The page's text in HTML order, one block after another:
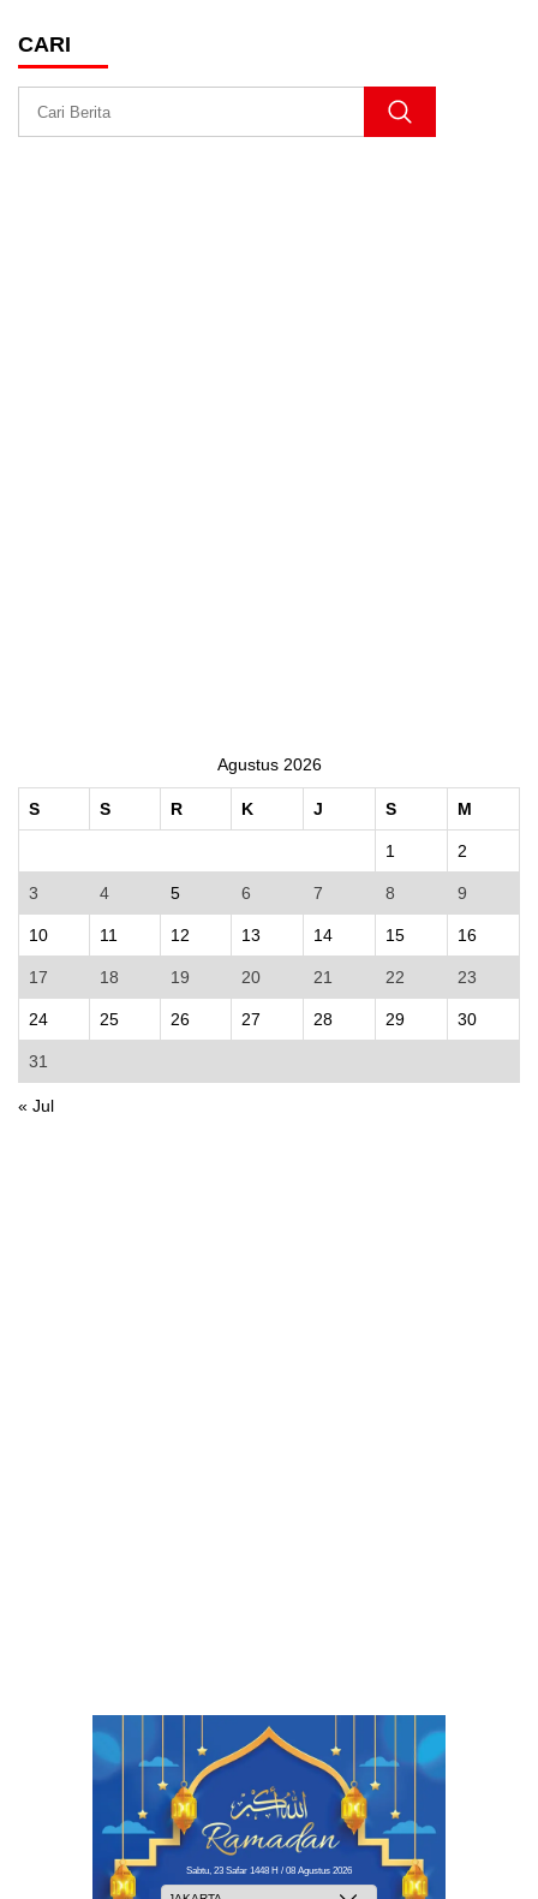
CARI
Agustus 2026
S S R K J S M
1 2
3 4 5 6 7 8 9
10 11 12 13 14 15 16
17 18 19 20 21 22 23
24 25 26 27 28 29 30
31
« Jul
Sabtu, 23 Safar 1448 H / 08 Agustus 2026